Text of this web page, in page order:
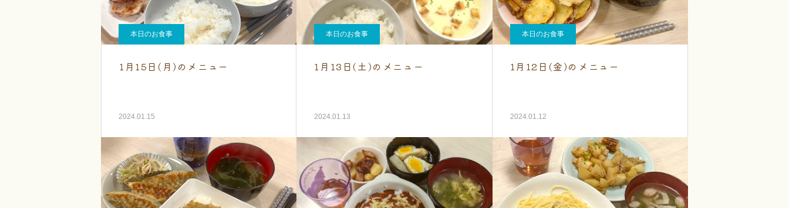
本日のお食事
1月15日(月)のメニュー
2024.01.15
本日のお食事
1月13日(土)のメニュー
2024.01.13
本日のお食事
1月12日(金)のメニュー
2024.01.12